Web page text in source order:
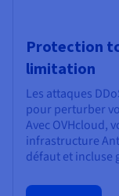
Protection
limitation
Les attaques
pour perturber
Avec OVHcloud,
infrastructure
défaut et incluse